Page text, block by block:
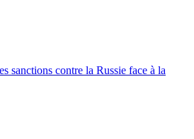
sanctions contre la Russie face à la